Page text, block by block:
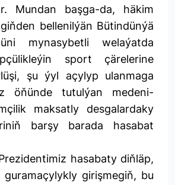
Mundan başga-da, häkim
bellenilýän Bütindünýä
mynasybetli welaýatda
sport çärelerine
şu ýyl açylyp ulanmaga
öňünde tutulýan medeni-
maksatly desgalardaky
barşy barada hasabat
hasabaty diňläp,
guramaçylykly girişmegiň, bu